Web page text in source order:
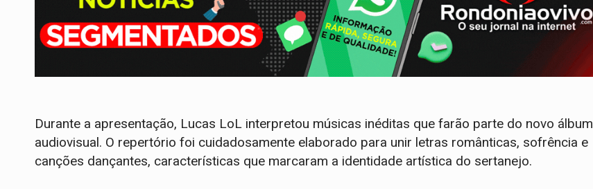
Durante a apresentação, Lucas LoL interpretou músicas inéditas que farão parte do novo álbum
audiovisual. O repertório foi cuidadosamente elaborado para unir letras românticas, sofrência e
canções dançantes, características que marcaram a identidade artística do sertanejo.